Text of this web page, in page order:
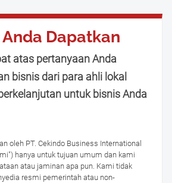
Dapatkan
atas pertanyaan Anda
bisnis dari para ahli lokal
untuk bisnis Anda
oleh PT. Cekindo Business International
hanya untuk tujuan umum dan kami
atau jaminan apa pun. Kami tidak
resmi pemerintah atau non-